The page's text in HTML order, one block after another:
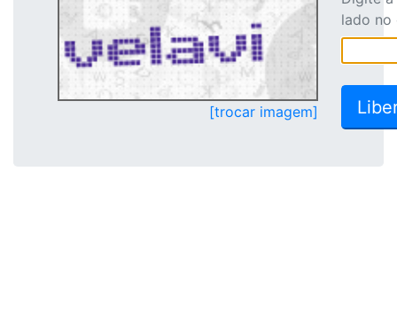
[trocar imagem]
lado no